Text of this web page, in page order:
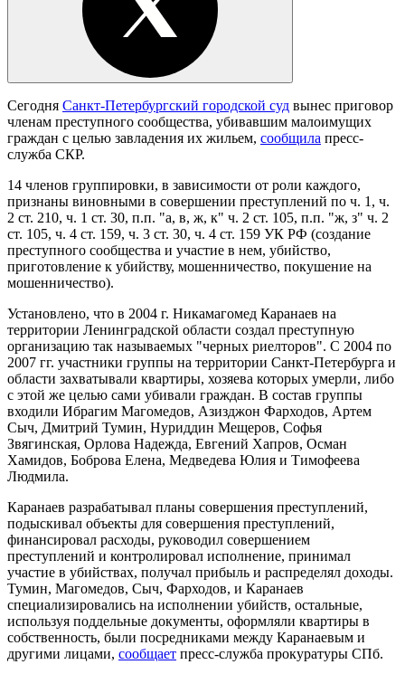
Сегодня Санкт-Петербургский городской суд вынес приговор
членам преступного сообщества, убивавшим малоимущих
граждан с целью завладения их жильем, сообщила пресс-
служба СКР.
14 членов группировки, в зависимости от роли каждого,
признаны виновными в совершении преступлений по ч. 1, ч.
2 ст. 210, ч. 1 ст. 30, п.п. "а, в, ж, к" ч. 2 ст. 105, п.п. "ж, з" ч. 2
ст. 105, ч. 4 ст. 159, ч. 3 ст. 30, ч. 4 ст. 159 УК РФ (создание
преступного сообщества и участие в нем, убийство,
приготовление к убийству, мошенничество, покушение на
мошенничество).
Установлено, что в 2004 г. Никамагомед Каранаев на
территории Ленинградской области создал преступную
организацию так называемых "черных риелторов". С 2004 по
2007 гг. участники группы на территории Санкт-Петербурга и
области захватывали квартиры, хозяева которых умерли, либо
с этой же целью сами убивали граждан. В состав группы
входили Ибрагим Магомедов, Азизджон Фарходов, Артем
Сыч, Дмитрий Тумин, Нуриддин Мещеров, Софья
Звягинская, Орлова Надежда, Евгений Хапров, Осман
Хамидов, Боброва Елена, Медведева Юлия и Тимофеева
Людмила.
Каранаев разрабатывал планы совершения преступлений,
подыскивал объекты для совершения преступлений,
финансировал расходы, руководил совершением
преступлений и контролировал исполнение, принимал
участие в убийствах, получал прибыль и распределял доходы.
Тумин, Магомедов, Сыч, Фарходов, и Каранаев
специализировались на исполнении убийств, остальные,
используя поддельные документы, оформляли квартиры в
собственность, были посредниками между Каранаевым и
другими лицами, сообщает пресс-служба прокуратуры СПб.